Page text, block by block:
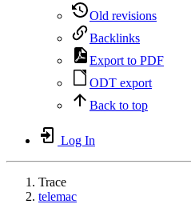
Old revisions
Backlinks
Export to PDF
ODT export
Back to top
Log In
Trace
telemac